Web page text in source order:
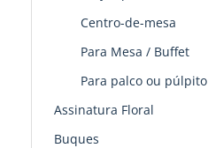
Centro-de-mesa
Para Mesa / Buffet
Para palco ou púlpito
Assinatura Floral
Buques